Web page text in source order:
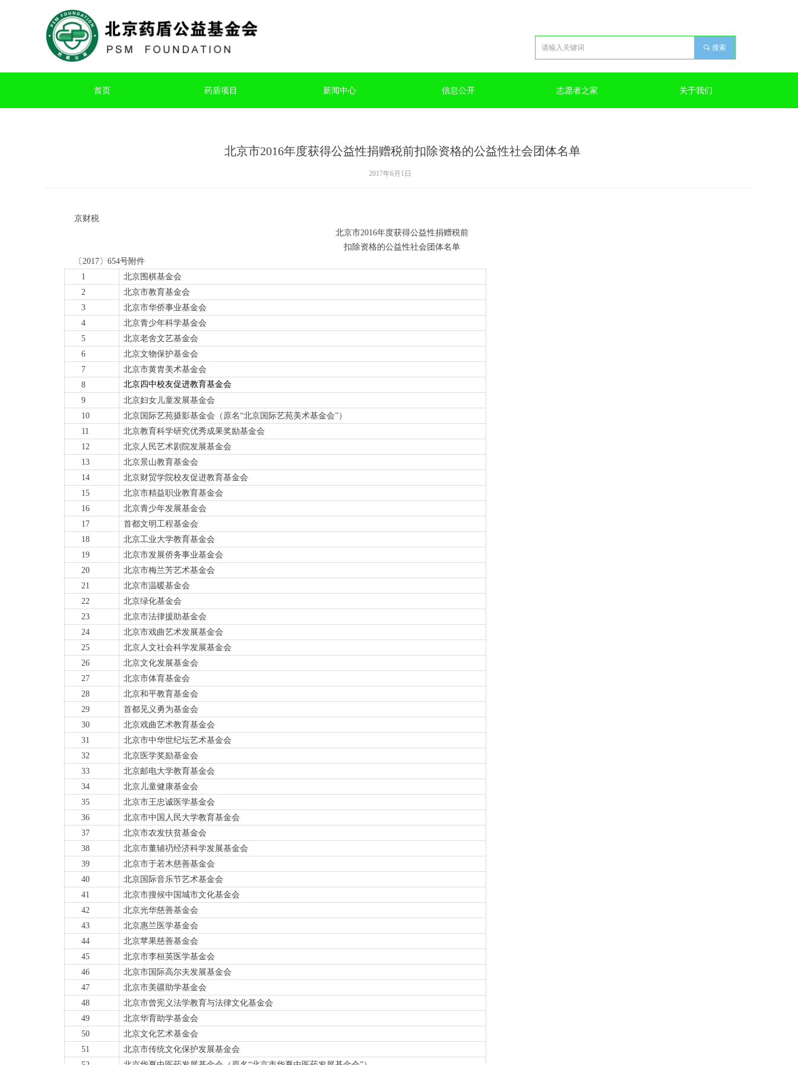
끠 搜索
首页 药盾项目 新闻中心 信息公开 志愿者之家 关于我们
北京市2016年度获得公益性捐赠税前扣除资格的公益性社会团体名单
京财税
北京市2016年度获得公益性捐赠税前
扣除资格的公益性社会团体名单
〔2017 〕 654号附件
1
北京围棋基金会
2
北京市教育基金会
3
北京市华侨事业基金会
4
北京青少年科学基金会
5
北京老舍文艺基金会
6
北京文物保护基金会
7
北京市黄胄美术基金会
8
北京四中校友促进教育基金会
9
北京妇女儿童发展基金会
10
北京国际艺苑摄影基金会（原名“北京国际艺苑美术基金会”）
11
北京教育科学研究优秀成果奖励基金会
12
北京人民艺术剧院发展基金会
13
北京景山教育基金会
14
北京财贸学院校友促进教育基金会
15
北京市精益职业教育基金会
16
北京青少年发展基金会
17
首都文明工程基金会
18
北京工业大学教育基金会
19
北京市发展侨务事业基金会
20
北京市梅兰芳艺术基金会
21
北京市温暖基金会
22
北京绿化基金会
23
北京市法律援助基金会
24
北京市戏曲艺术发展基金会
25
北京人文社会科学发展基金会
26
北京文化发展基金会
27
北京市体育基金会
28
北京和平教育基金会
29
首都见义勇为基金会
30
北京戏曲艺术教育基金会
31
北京市中华世纪坛艺术基金会
32
北京医学奖励基金会
33
北京邮电大学教育基金会
34
北京儿童健康基金会
35
北京市王忠诚医学基金会
36
北京市中国人民大学教育基金会
37
北京市农发扶贫基金会
38
北京市董辅礽经济科学发展基金会
39
北京市于若木慈善基金会
40
北京国际音乐节艺术基金会
41
北京市搜候中国城市文化基金会
42
北京光华慈善基金会
43
北京惠兰医学基金会
44
北京苹果慈善基金会
45
北京市李桓英医学基金会
46
北京市国际高尔夫发展基金会
47
北京市美疆助学基金会
48
北京市曾宪义法学教育与法律文化基金会
49
北京华育助学基金会
50
北京文化艺术基金会
51
北京市传统文化保护发展基金会
2017年6月1日